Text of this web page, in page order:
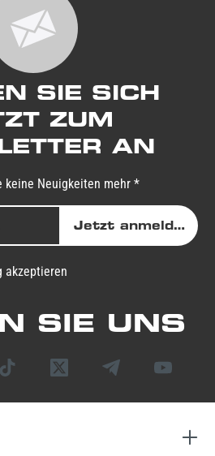
SIE SICH
ZUM
AN
keine Neuigkeiten mehr *
Jetzt anmelden
akzeptieren
SIE UNS